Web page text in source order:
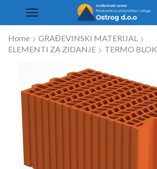
Home
GRAĐEVINSKI MATERIJAL
ELEMENTI ZA ZIDANJE
TERMO BLOK